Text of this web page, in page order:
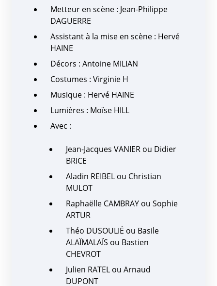
Metteur en scène : Jean-Philippe
DAGUERRE
Assistant à la mise en scène : Hervé
HAINE
Décors : Antoine MILIAN
Costumes : Virginie H
Musique : Hervé HAINE
Lumières : Moïse HILL
Avec :
Jean-Jacques VANIER ou Didier
BRICE
Aladin REIBEL ou Christian
MULOT
Raphaëlle CAMBRAY ou Sophie
ARTUR
Théo DUSOULIÉ ou Basile
ALAÏMALAÏS ou Bastien
CHEVROT
Julien RATEL ou Arnaud
DUPONT